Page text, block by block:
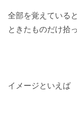
全部を覚えている
ときたものだけ拾
イメージといえ